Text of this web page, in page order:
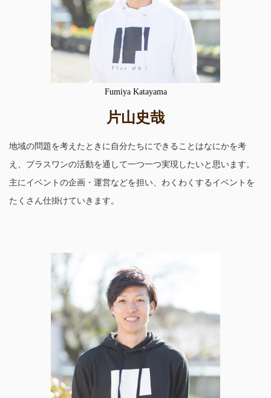
Fumiya Katayama
片山史哉
地域の問題を考えたときに自分たちにできることはなにかを考
え、プラスワンの活動を通して一つ一つ実現したいと思います。
主にイベントの企画・運営などを担い、わくわくするイベントを
たくさん仕掛けていきます。